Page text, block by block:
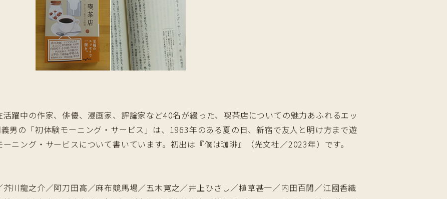
躍中の作家、俳優、漫画家、評論家など40名が綴った、喫茶店についての魅力あふれるエッ
男の「初体験モーニング・サービス」は、1963年のある夏の日、新宿で友人と明け方まで遊
ニング・サービスについて書いています。初出は『僕は珈琲』（光文社／2023年）です。
川龍之介／阿刀田高／麻布競馬場／五木寛之／井上ひさし／植草甚一／内田百閒／江國香織